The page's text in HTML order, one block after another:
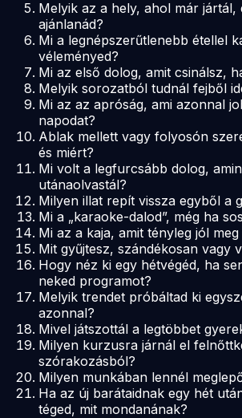
Melyik az a hely, ahol már jártál,
ajánlanád?
Mi a legnépszerűtlenebb étellel
véleményed?
Mi az első dolog, amit csinálsz,
Melyik sorozatból tudnál fejből
Mi az az apróság, ami azonnal
napodat?
Ablak mellett vagy folyosón
és miért?
Mi volt a legfurcsább dolog,
utánaolvastál?
Milyen illat repít vissza egyből a
Mi a „karaoke-dalod”, még ha
Mi az a kaja, amit tényleg jól
Mit gyűjtesz, szándékosan vagy
Hogy néz ki egy hétvégéd, ha
neked programot?
Melyik trendet próbáltad ki
azonnal?
Mivel játszottál a legtöbbet
Milyen kurzusra járnál el
szórakozásból?
Milyen munkában lennél
Ha az új barátaidnak egy hét
téged, mit mondanának?